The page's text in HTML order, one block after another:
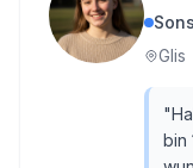
Glis
"
bin